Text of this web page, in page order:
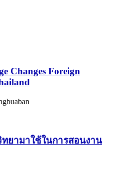
Changes Foreign
ยามาใช้ในการสอนงาน